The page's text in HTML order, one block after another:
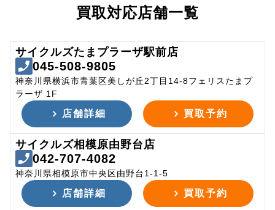
買取対応店舗一覧
サイクルズたまプラーザ駅前店
045-508-9805
神奈川県横浜市青葉区美しが丘2丁目14-8フェリスたまプ
ラーザ 1F
店舗詳細 買取予約
サイクルズ相模原由野台店
042-707-4082
神奈川県相模原市中央区由野台1-1-5
店舗詳細 買取予約